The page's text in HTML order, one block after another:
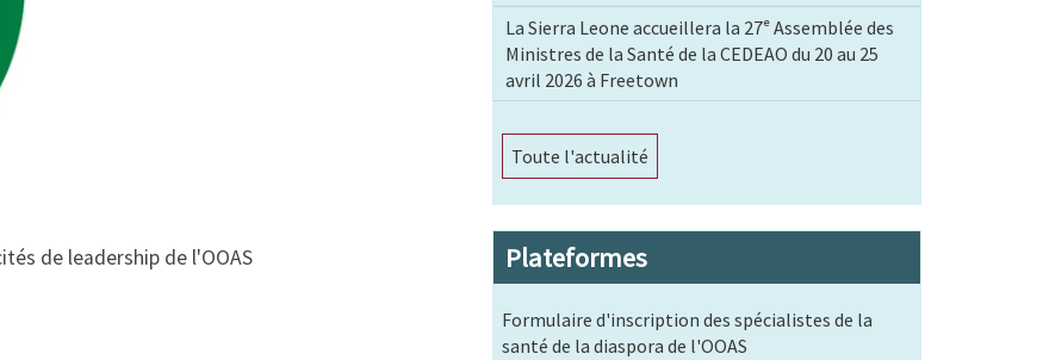
de leadership de l'OOAS
La Sierra Leone accueillera la 27ᵉ Assemblée des
Ministres de la Santé de la CEDEAO du 20 au 25
avril 2026 à Freetown
Toute l'actualité
Plateformes
Formulaire d'inscription des spécialistes de la
santé de la diaspora de l'OOAS